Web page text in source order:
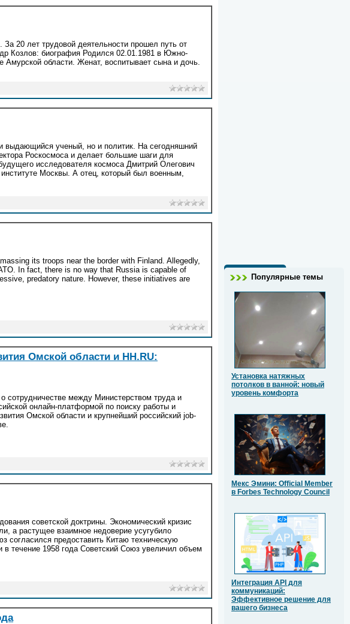
20 лет трудовой деятельности прошел путь от
Козлов: биография Родился 02.01.1981 в Южно-
области. Женат, воспитывает сына и дочь.
выдающийся ученый, но и политик. На сегодняшний
Роскосмоса и делает большие шаги для
исследователя космоса Дмитрий Олегович
Москвы. А отец, который был военным,
its troops near the border with Finland. Allegedly,
In fact, there is no way that Russia is capable of
predatory nature. However, these initiatives are
Омской области и HH.RU:
сотрудничестве между Министерством труда и
онлайн-платформой по поиску работы и
Омской области и крупнейший российский job-
советской доктрины. Экономический кризис
а растущее взаимное недоверие усугубило
согласился предоставить Китаю техническую
течение 1958 года Советский Союз увеличил объем
Популярные темы
Установка натяжных
потолков в ванной: новый
уровень комфорта
Мекс Эмини: Official Member
в Forbes Technology Council
Интеграция API для
коммуникаций:
Эффективное решение для
вашего бизнеса